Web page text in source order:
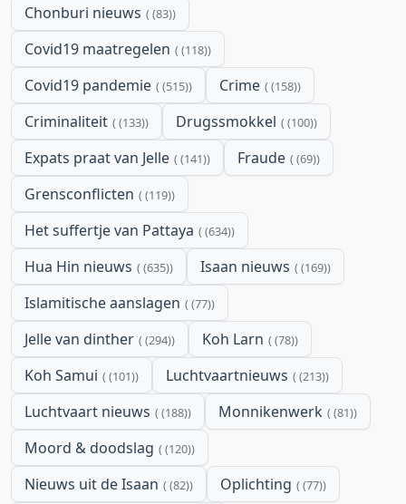
Chonburi nieuws (83)
Covid19 maatregelen (118)
Covid19 pandemie (515) Crime (158)
Criminaliteit (133) Drugssmokkel (100)
Expats praat van Jelle (141) Fraude (69)
Grensconflicten (119)
Het suffertje van Pattaya (634)
Hua Hin nieuws (635) Isaan nieuws (169)
Islamitische aanslagen (77)
Jelle van dinther (294) Koh Larn (78)
Koh Samui (101) Luchtvaartnieuws (213)
Luchtvaart nieuws (188) Monnikenwerk (81)
Moord & doodslag (120)
Nieuws uit de Isaan (82) Oplichting (77)